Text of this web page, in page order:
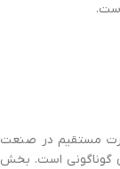
مستقیم در صنعت
گوناگونی است. بخش